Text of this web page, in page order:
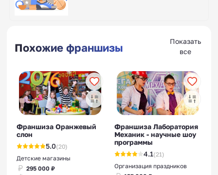
Похожие франшизы
Показать
все
Франшиза Оранжевый
слон
5.0(20)
Детские магазины
295 000 ₽
Франшиза Лаборатория
Механик - научные шоу
программы
4.1(21)
Организация праздников